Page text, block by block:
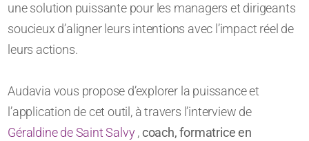
une solution puissante pour les managers et dirigeants
soucieux d’aligner leurs intentions avec l’impact réel de
leurs actions.
Audavia vous propose d’explorer la puissance et
l’application de cet outil, à travers l’interview de
Géraldine de Saint Salvy,coach, formatrice en